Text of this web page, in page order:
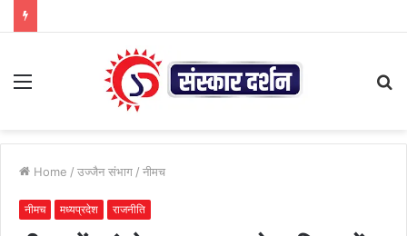
Menu
Home / उज्जैन संभाग / नीमच
नीमच मध्यप्रदेश राजनीति